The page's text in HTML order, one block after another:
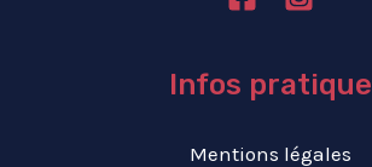
Infos pratique
Mentions légales